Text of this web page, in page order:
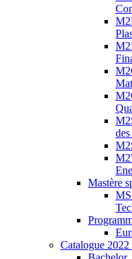
Mastère
Catalogue